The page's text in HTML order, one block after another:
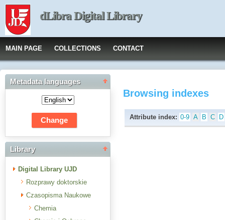
dLibra Digital Library
MAIN PAGE COLLECTIONS CONTACT
Metadata languages
Library
Digital Library UJD
Rozprawy doktorskie
Czasopisma Naukowe
Chemia
Browsing indexes
Attribute index: 0-9 A B C D